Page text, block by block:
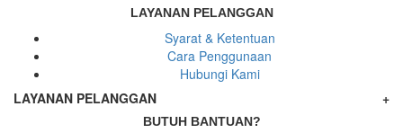
LAYANAN PELANGGAN
Syarat & Ketentuan
Cara Penggunaan
Hubungi Kami
LAYANAN PELANGGAN
+
BUTUH BANTUAN?